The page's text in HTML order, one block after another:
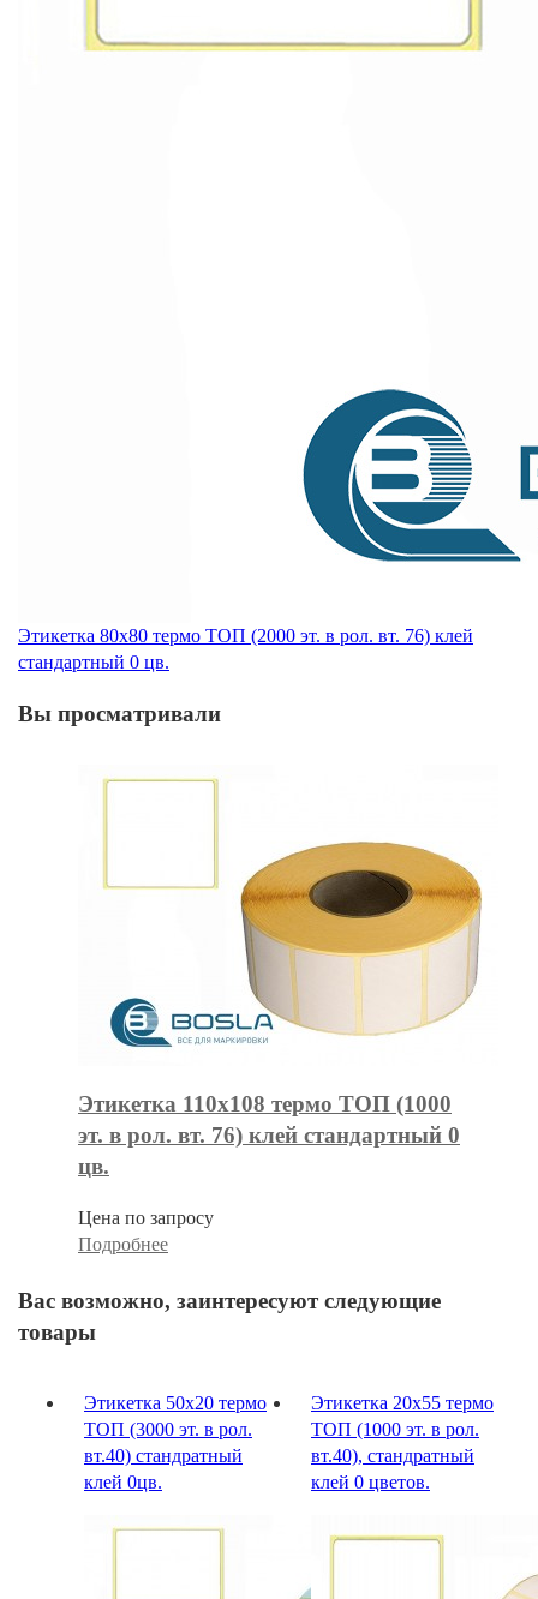
Этикетка 80х80 термо ТОП (2000 эт. в рол. вт. 76) клей
стандартный 0 цв.
Вы просматривали
Этикетка 110х108 термо ТОП (1000
эт. в рол. вт. 76) клей стандартный 0
цв.
Цена по запросу
Подробнее
Вас возможно, заинтересуют следующие
товары
Этикетка 50х20 термо
ТОП (3000 эт. в рол.
вт.40) стандратный
клей 0цв.
Этикетка 20х55 термо
ТОП (1000 эт. в рол.
вт.40), стандратный
клей 0 цветов.